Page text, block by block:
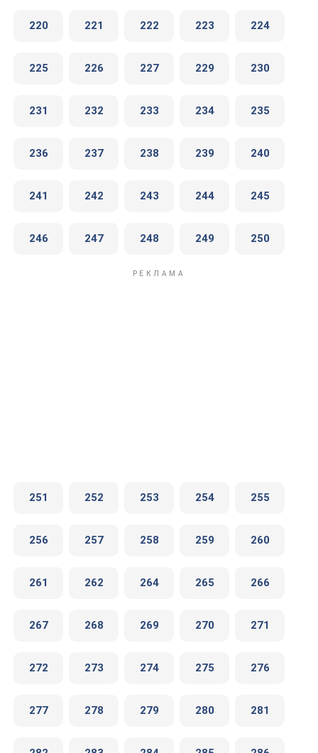
220 221 222 223 224
225 226 227 229 230
231 232 233 234 235
236 237 238 239 240
241 242 243 244 245
246 247 248 249 250
251 252 253 254 255
256 257 258 259 260
261 262 264 265 266
267 268 269 270 271
272 273 274 275 276
277 278 279 280 281